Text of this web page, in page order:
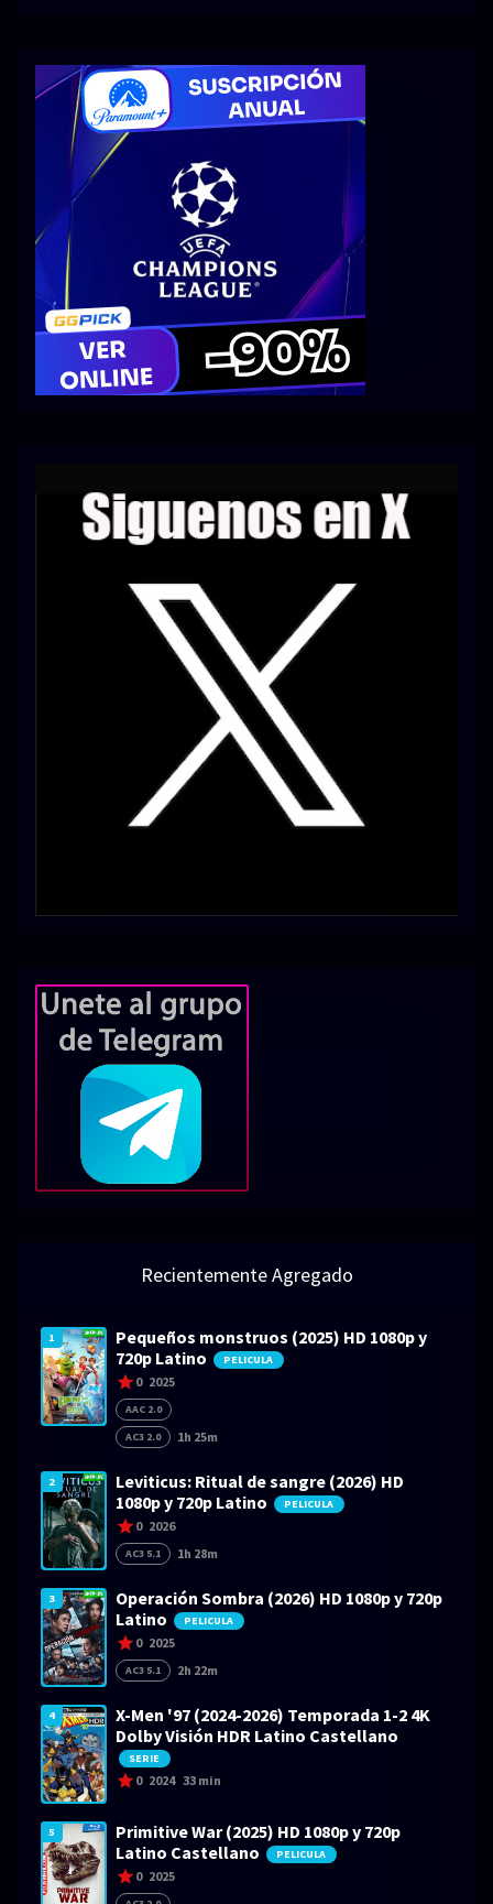
Recientemente Agregado
1
Pequeños monstruos (2025) HD 1080p y
720p Latino
PELICULA
0 2025
AAC 2.0
AC3 2.0
1h 25m
2
Leviticus: Ritual de sangre (2026) HD
1080p y 720p Latino
PELICULA
0 2026
AC3 5.1 1h 28m
3
Operación Sombra (2026) HD 1080p y 720p
Latino
PELICULA
0 2025
AC3 5.1 2h 22m
4
X-Men '97 (2024-2026) Temporada 1-2 4K
Dolby Visión HDR Latino Castellano
SERIE
0 2024 33 min
5
Primitive War (2025) HD 1080p y 720p
Latino Castellano
PELICULA
0 2025